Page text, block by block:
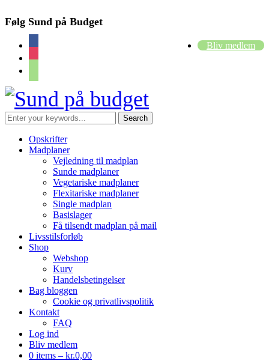
Følg Sund på Budget
Bliv medlem
Opskrifter
Madplaner
Vejledning til madplan
Sunde madplaner
Vegetariske madplaner
Flexitariske madplaner
Single madplan
Basislager
Få tilsendt madplan på mail
Livsstilsforløb
Shop
Webshop
Kurv
Handelsbetingelser
Bag bloggen
Cookie og privatlivspolitik
Kontakt
FAQ
Log ind
Bliv medlem
0 items – kr.0,00